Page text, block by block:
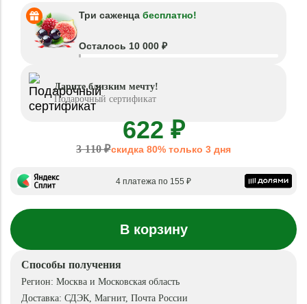
Три саженца бесплатно!
Осталось 10 000 ₽
Дарите близким мечту!
Подарочный сертификат
622 ₽
3 110 ₽скидка 80% только 3 дня
4 платежа по 155 ₽
В корзину
Способы получения
Регион: Москва и Московская область
Доставка: СДЭК, Магнит, Почта России